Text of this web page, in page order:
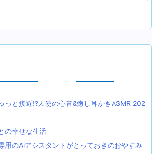
っと接近!?天使の心音&癒し耳かきASMR 202
の幸せな生活
用のAiアシスタントがとっておきのおやすみ